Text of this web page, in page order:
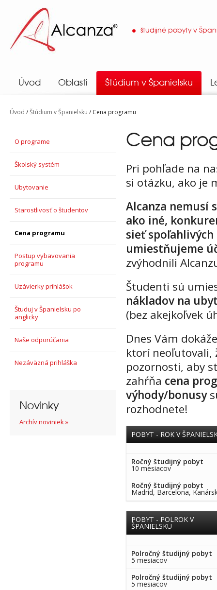
študijné pobyty v
Úvod Oblasti Štúdium v Španielsku
Úvod /Štúdium v Španielsku / Cena programu
Cena
Pri pohľade na
si otázku, ako je
Alcanza nemusí
ako iné,
sieť
umiestňujeme
zvýhodnili
Študenti sú
nákladov na
(bez akejkoľvek
Dnes Vám
ktorí neoľutovali,
pozornosti, aby
zahŕňa cena
výhody/bonusy
rozhodnete!
POBYT - ROK V
Ročný študijný pobyt
10 mesiacov
Ročný študijný pobyt
Madrid, Barcelona,
POBYT - POLROK V
ŠPANIELSKU
Polročný študijný pobyt
5 mesiacov
Polročný študijný pobyt
5 mesiacov
O programe
Školský systém
Ubytovanie
Starostlivosť o študentov
Cena programu
Postup vybavovania
programu
Uzávierky prihlášok
Študuj v Španielsku po
anglicky
Naše odporúčania
Nezáväzná prihláška
Novinky
Archív noviniek »